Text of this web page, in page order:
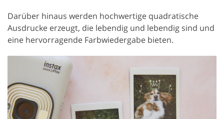
Darüber hinaus werden hochwertige quadratische
Ausdrucke erzeugt, die lebendig und lebendig sind und
eine hervorragende Farbwiedergabe bieten.